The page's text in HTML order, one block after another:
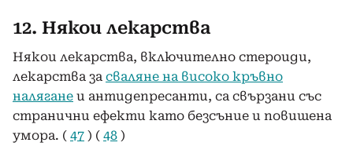
12. Някои лекарства
Някои лекарства, включително стероиди,
лекарства за сваляне на високо кръвно
налягане и антидепресанти, са свързани със
странични ефекти като безсъние и повишена
умора. ( 47 ) ( 48 )